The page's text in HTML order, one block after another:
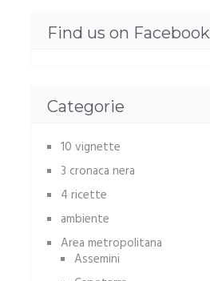
Find us on Facebook
Categorie
10 vignette
3 cronaca nera
4 ricette
ambiente
Area metropolitana
Assemini